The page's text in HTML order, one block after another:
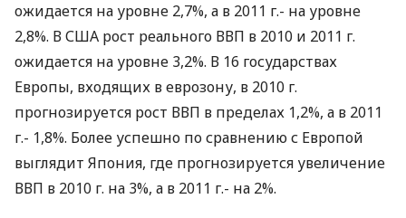
ожидается на уровне 2,7%, а в 2011 г.- на уровне
2,8%. В США рост реального ВВП в 2010 и 2011 г.
ожидается на уровне 3,2%. В 16 государствах
Европы, входящих в еврозону, в 2010 г.
прогнозируется рост ВВП в пределах 1,2%, а в 2011
г.- 1,8%. Более успешно по сравнению с Европой
выглядит Япония, где прогнозируется увеличение
ВВП в 2010 г. на 3%, а в 2011 г.- на 2%.